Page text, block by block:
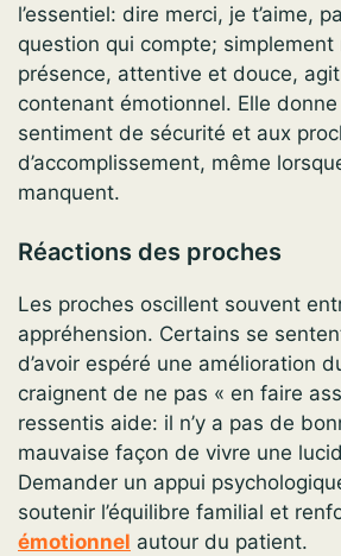
l’essentiel: dire merci, je t’aime,
question qui compte; simplement
présence, attentive et douce,
contenant émotionnel. Elle
sentiment de sécurité et aux
d’accomplissement, même
manquent.
Réactions des proches
Les proches oscillent souvent
appréhension. Certains se
d’avoir espéré une amélioration
craignent de ne pas « en faire
ressentis aide: il n’y a pas de
mauvaise façon de vivre une
Demander un appui
soutenir l’équilibre familial et
émotionnel autour du patient.